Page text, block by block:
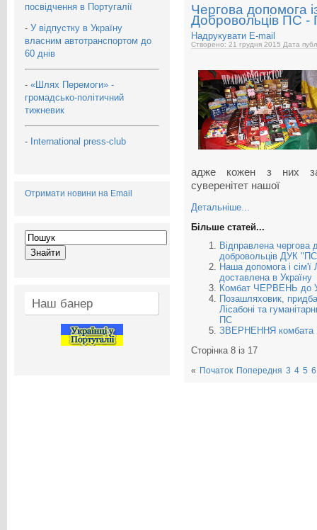
посвідчення в Португалії
- У відпустку в Україну
власним автотранспортом до
60 днів
- «Шлях Перемоги» -
громадсько-політичний
тижневик
- International press-club
Отримати новини на Email
Наш банер
Чергова допомога
Добровольців ПС -
Надрукувати E-mail
Створено: 21 грудня 2015 Дата
адже кожен з них
суверенітет нашої
Детальніше...
Більше статей...
Відправлена чергова
добровольців ДУК
Наша допомога і сім'ї
доставлена в Україну
Комбат ЧЕРВЕНЬ до
Позашляховик,
Лісабоні та
ПС
ЗВЕРНЕННЯ комбата
Сторінка 8 із 17
« Початок Попередня 3 4 5 6